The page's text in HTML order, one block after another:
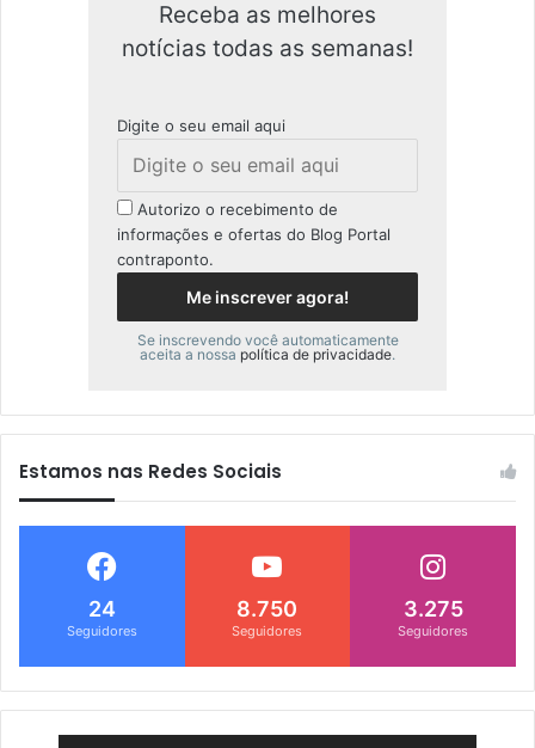
Receba as melhores
notícias todas as semanas!
Digite o seu email aqui
Autorizo o recebimento de
informações e ofertas do Blog Portal
contraponto.
Se inscrevendo você automaticamente
aceita a nossa política de privacidade.
Estamos nas Redes Sociais
24
Seguidores
8.750
Seguidores
3.275
Seguidores